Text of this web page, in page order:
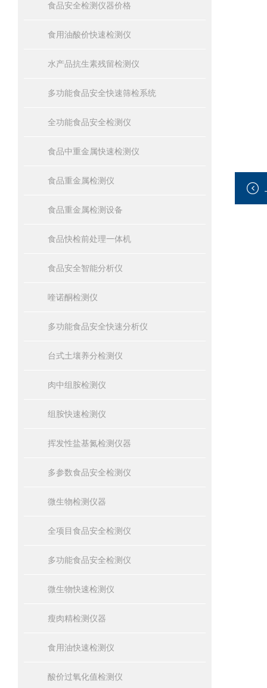
食品安全检测仪器价格
食用油酸价快速检测仪
水产品抗生素残留检测仪
多功能食品安全快速筛检系统
全功能食品安全检测仪
食品中重金属快速检测仪
食品重金属检测仪
食品重金属检测设备
食品快检前处理一体机
食品安全智能分析仪
喹诺酮检测仪
多功能食品安全快速分析仪
台式土壤养分检测仪
肉中组胺检测仪
组胺快速检测仪
挥发性盐基氮检测仪器
多参数食品安全检测仪
微生物检测仪器
全项目食品安全检测仪
多功能食品安全检测仪
微生物快速检测仪
瘦肉精检测仪器
食用油快速检测仪
酸价过氧化值检测仪